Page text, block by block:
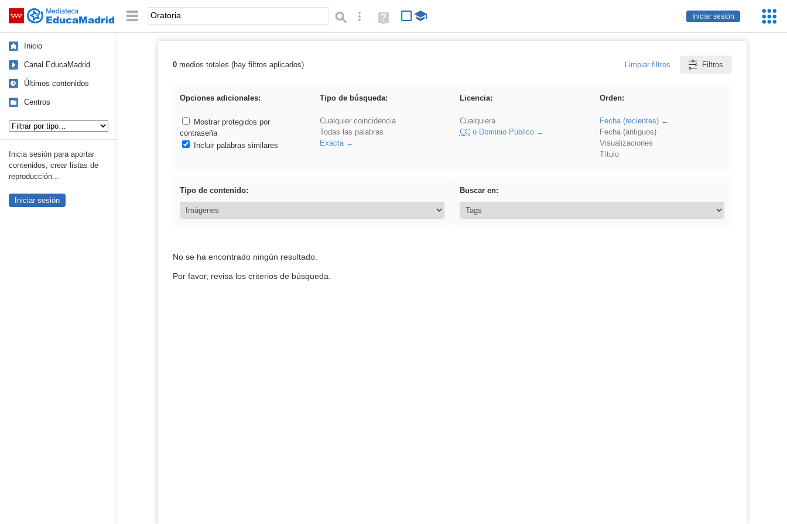
Saltar navegación
Iniciar sesión
Palabra o frase: Búsqueda avanzada
Ayuda
(en
Inicio
Canal EducaMadrid
Últimos contenidos
Centros
Inicia sesión para aportar
contenidos, crear listas de
reproducción...
Iniciar sesión
Resultados de: Oratoria
0medios totales (hay filtros aplicados) Limpiar filtros Filtros
Opciones adicionales:
Mostrar protegidos por
contraseña
Incluir palabras similares
Tipo de búsqueda:
Cualquier coincidencia
Todas las palabras
Exacta
Licencia:
Cualquiera
CCo Dominio Público
Orden:
Fecha (recientes)
Fecha (antiguos)
Visualizaciones
Título
Tipo de contenido: Buscar en:
No se ha encontrado ningún resultado.
Por favor, revisa los criterios de búsqueda.